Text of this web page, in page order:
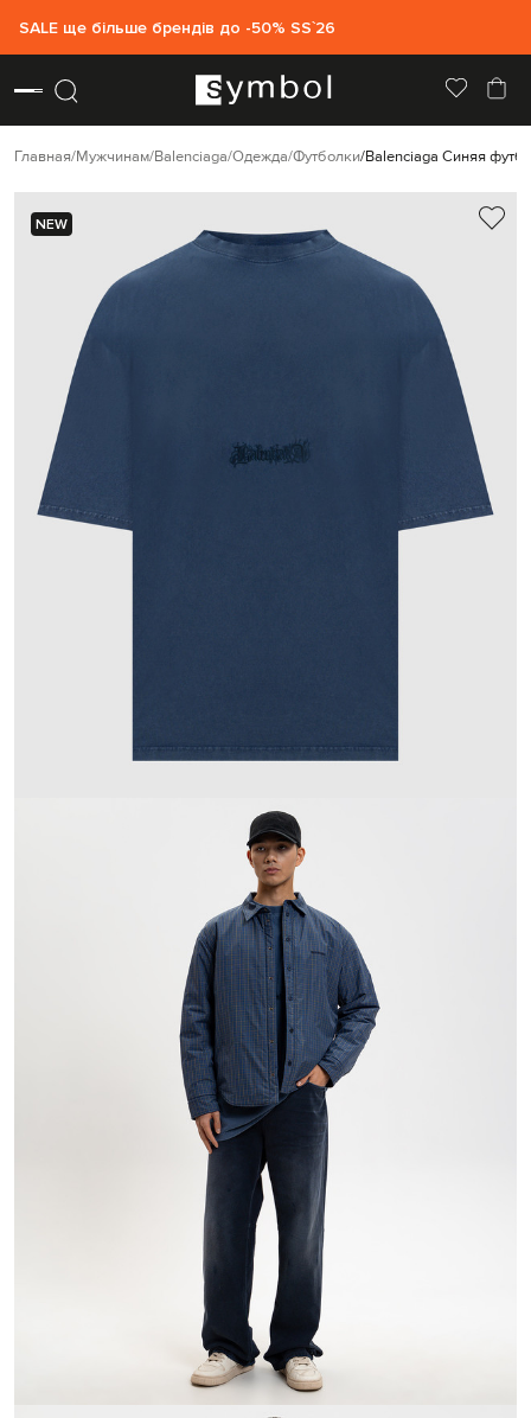
SALE ще більше брендів до -50% SS`26
Главная Мужчинам Balenciaga Одежда Футболки Balenciaga Синяя
NEW